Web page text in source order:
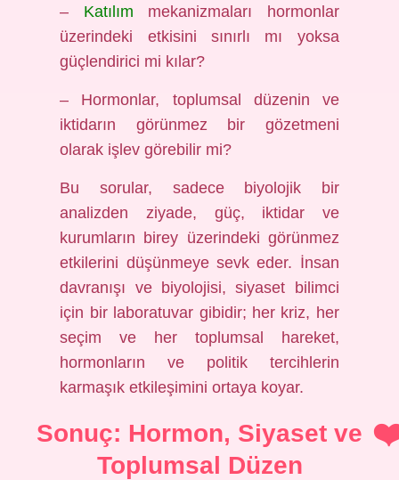
– Katılım mekanizmaları hormonlar
üzerindeki etkisini sınırlı mı yoksa
güçlendirici mi kılar?
– Hormonlar, toplumsal düzenin ve
iktidarın görünmez bir gözetmeni
olarak işlev görebilir mi?
Bu sorular, sadece biyolojik bir
analizden ziyade, güç, iktidar ve
kurumların birey üzerindeki görünmez
etkilerini düşünmeye sevk eder. İnsan
davranışı ve biyolojisi, siyaset bilimci
için bir laboratuvar gibidir; her kriz, her
seçim ve her toplumsal hareket,
hormonların ve politik tercihlerin
karmaşık etkileşimini ortaya koyar.
Sonuç: Hormon, Siyaset ve
Toplumsal Düzen